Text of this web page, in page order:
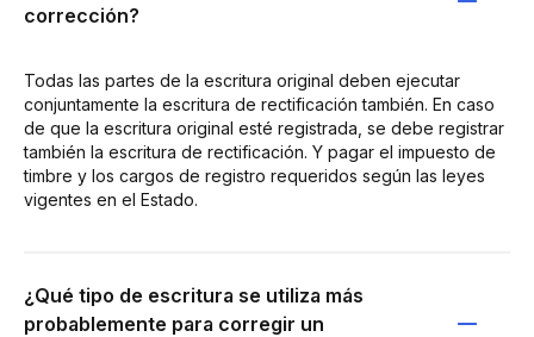
corrección?
Todas las partes de la escritura original deben ejecutar
conjuntamente la escritura de rectificación también. En caso
de que la escritura original esté registrada, se debe registrar
también la escritura de rectificación. Y pagar el impuesto de
timbre y los cargos de registro requeridos según las leyes
vigentes en el Estado.
¿Qué tipo de escritura se utiliza más
probablemente para corregir un